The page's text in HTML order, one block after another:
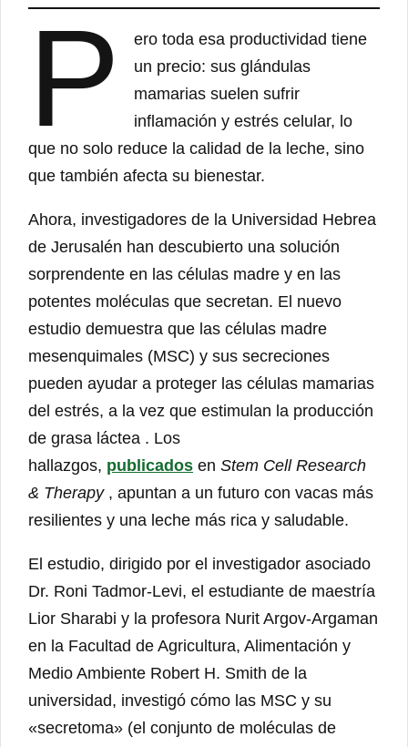
P
ero toda esa productividad tiene
un precio: sus glándulas
mamarias suelen sufrir
inflamación y estrés celular, lo
que no solo reduce la calidad de la leche, sino
que también afecta su bienestar.
Ahora, investigadores de la Universidad Hebrea
de Jerusalén han descubierto una solución
sorprendente en las células madre y en las
potentes moléculas que secretan. El nuevo
estudio demuestra que las células madre
mesenquimales (MSC) y sus secreciones
pueden ayudar a proteger las células mamarias
del estrés, a la vez que estimulan la producción
de grasa láctea . Los
hallazgos, publicados en Stem Cell Research
& Therapy, apuntan a un futuro con vacas más
resilientes y una leche más rica y saludable.
El estudio, dirigido por el investigador asociado
Dr. Roni Tadmor-Levi, el estudiante de maestría
Lior Sharabi y la profesora Nurit Argov-Argaman
en la Facultad de Agricultura, Alimentación y
Medio Ambiente Robert H. Smith de la
universidad, investigó cómo las MSC y su
«secretoma» (el conjunto de moléculas de